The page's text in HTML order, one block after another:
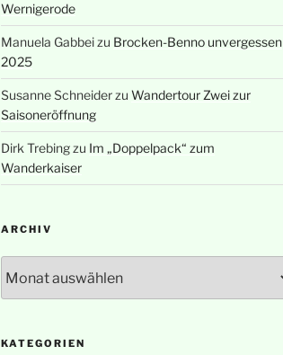
Wernigerode
Manuela Gabbeizu Brocken-Benno unvergessen
2025
Susanne Schneiderzu Wandertour Zwei zur
Saisoneröffnung
Dirk Trebingzu Im „Doppelpack“ zum
Wanderkaiser
ARCHIV
KATEGORIEN